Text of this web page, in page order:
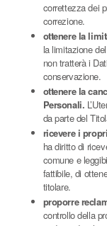
correttezza dei
correzione.
ottenere la
la limitazione
non tratterà i
conservazione.
ottenere la
Personali.
da parte del
ricevere i
ha diritto di
comune e
fattibile, di
titolare.
proporre
controllo della